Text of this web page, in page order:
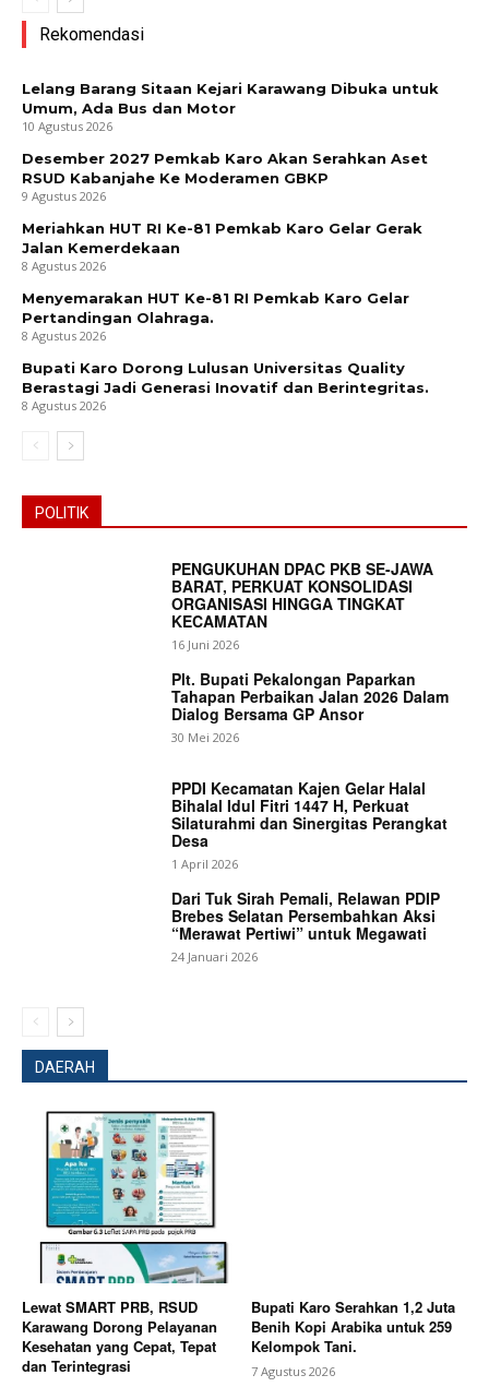
News Week
Magazine PRO
Rekomendasi
Lelang Barang Sitaan Kejari Karawang Dibuka untuk
Umum, Ada Bus dan Motor
10 Agustus 2026
Desember 2027 Pemkab Karo Akan Serahkan Aset
RSUD Kabanjahe Ke Moderamen GBKP
9 Agustus 2026
Meriahkan HUT RI Ke-81 Pemkab Karo Gelar Gerak
Jalan Kemerdekaan
8 Agustus 2026
Menyemarakan HUT Ke-81 RI Pemkab Karo Gelar
Pertandingan Olahraga.
8 Agustus 2026
Bupati Karo Dorong Lulusan Universitas Quality
Berastagi Jadi Generasi Inovatif dan Berintegritas.
8 Agustus 2026
POLITIK
PENGUKUHAN DPAC PKB SE-JAWA
BARAT, PERKUAT KONSOLIDASI
ORGANISASI HINGGA TINGKAT
KECAMATAN
16 Juni 2026
Plt. Bupati Pekalongan Paparkan
Tahapan Perbaikan Jalan 2026 Dalam
Dialog Bersama GP Ansor
30 Mei 2026
PPDI Kecamatan Kajen Gelar Halal
Bihalal Idul Fitri 1447 H, Perkuat
Silaturahmi dan Sinergitas Perangkat
Desa
1 April 2026
Dari Tuk Sirah Pemali, Relawan PDIP
Brebes Selatan Persembahkan Aksi
“Merawat Pertiwi” untuk Megawati
24 Januari 2026
DAERAH
Lewat SMART PRB, RSUD
Karawang Dorong Pelayanan
Kesehatan yang Cepat, Tepat
dan Terintegrasi
Bupati Karo Serahkan 1,2 Juta
Benih Kopi Arabika untuk 259
Kelompok Tani.
7 Agustus 2026